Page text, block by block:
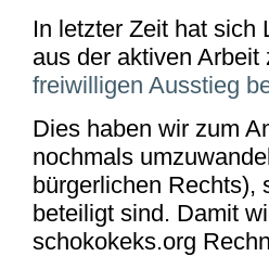
In letzter Zeit hat sich
aus der aktiven
freiwilligen Ausstieg
Dies haben wir zum
nochmals
bürgerlichen Rechts),
beteiligt sind. Damit
schokokeks.org